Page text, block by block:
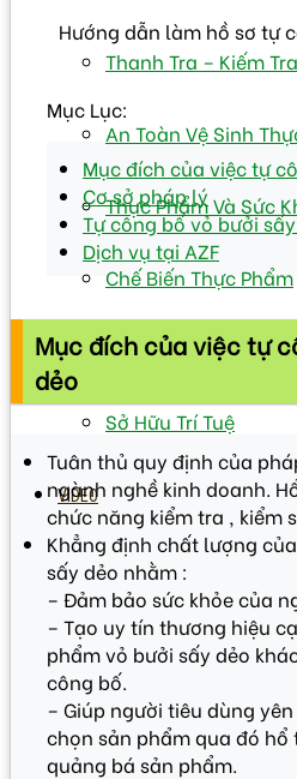
Thanh Tra – Kiếm Tra
An Toàn Vệ Sinh
Thực Phẩm Và Sức
Chế Biến Thực Phẩm
Bảo Quản Thực
Sở Hữu Trí Tuệ
VIDEO
Hướng dẫn làm hồ sơ tự
Mục Lục:
Mục đích của việc tự
Cơ sở pháp lý
Tự công bố vỏ bưởi
Dịch vụ tại AZF
Mục đích của việc tự
dẻo
Tuân thủ quy định của
ngành nghề kinh doanh.
chức năng kiểm tra , kiểm
Khẳng định chất lượng
sấy dẻo nhằm :
– Đảm bảo sức khỏe của
– Tạo uy tín thương hiệu
phẩm vỏ bưởi sấy dẻo
công bố.
– Giúp người tiêu dùng
chọn sản phẩm qua đó
quảng bá sản phẩm.